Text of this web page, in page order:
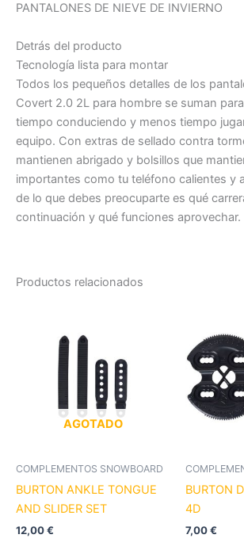
PANTALONES DE NIEVE DE INVIERNO
Detrás del producto
Tecnología lista para montar
Todos los pequeños detalles de los
Covert 2.0 2L para hombre se suman
tiempo conduciendo y menos tiempo
equipo. Con extras de sellado contra
mantienen abrigado y bolsillos que
importantes como tu teléfono calientes y
de lo que debes preocuparte es qué
continuación y qué funciones aprovechar.
Productos relacionados
AGOTADO
COMPLEMENTOS SNOWBOARD
BURTON ANKLE TONGUE
AND SLIDER SET
12,00€
BURTON
4D
7,00€